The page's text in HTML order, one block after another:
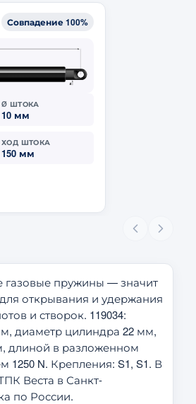
Совпадение 100%
Ø ШТОКА
10 мм
ХОД ШТОКА
150 мм
газовые пружины — значит
открывания и удержания
и створок. 119034:
диаметр цилиндра 22 мм,
длиной в разложенном
1250 N. Крепления: S1, S1. В
Веста в Санкт-
по России.